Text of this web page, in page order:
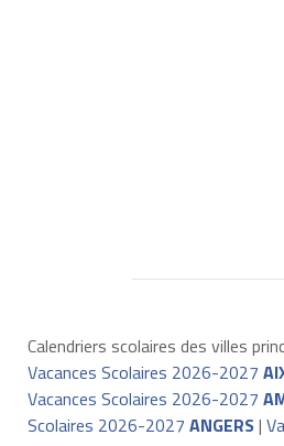
Calendriers scolaires des villes
Vacances Scolaires 2026-2027
Vacances Scolaires 2026-2027
Scolaires 2026-2027 ANGERS|